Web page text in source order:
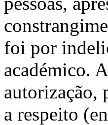
foi por
académico.
autorização,
a respeito